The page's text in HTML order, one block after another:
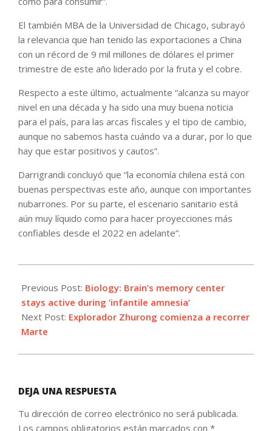
El también MBA de la Universidad de Chicago, subrayó
la relevancia que han tenido las exportaciones a China
con un récord de 9 mil millones de dólares el primer
trimestre de este año liderado por la fruta y el cobre.
Respecto a este último, actualmente “alcanza su mayor
nivel en una década y ha sido una muy buena noticia
para el país, para las arcas fiscales y el tipo de cambio,
aunque no sabemos hasta cuándo va a durar, por lo que
hay que estar positivos y cautos”.
Darrigrandi concluyó que “la economía chilena está con
buenas perspectivas este año, aunque con importantes
nubarrones. Por su parte, el escenario sanitario está
aún muy líquido como para hacer proyecciones más
confiables desde el 2022 en adelante”.
05-
22
Previous Post: Biology: Brain’s memory center
stays active during ‘infantile amnesia’
Next Post: Explorador Zhurong comienza a recorrer
Marte
DEJA UNA RESPUESTA
Tu dirección de correo electrónico no será publicada.
Los campos obligatorios están marcados con *